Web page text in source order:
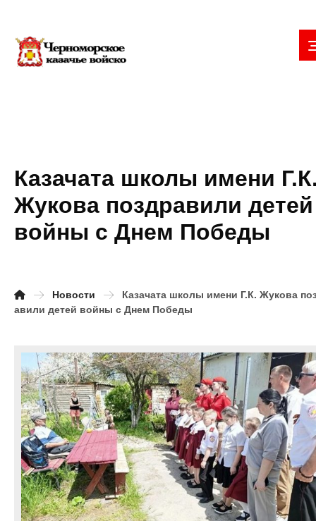
Казачата школы имени
Жукова поздравили детей
войны с Днем Победы
Новости
Казачата школы имени Г.К. Жукова
авили детей войны с Днем Победы